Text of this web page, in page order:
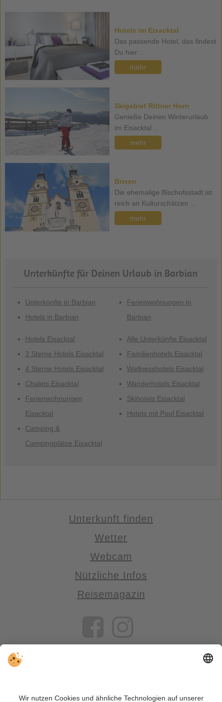
Hotels im Eisacktal
Das passende Hotel, das findest
Du hier ...
mehr
Skigebiet Rittner Horn
Genieße Deinen Winterurlaub
im Eisacktal ...
mehr
Brixen
Die ehemalige Bischofsstadt ist
reich an Kulturschätzen ...
mehr
Unterkünfte für Deinen Urlaub in Barbian
Unterkünfte in Barbian
Hotels in Barbian
Ferienwohnungen in
Barbian
Hotels Eisacktal
3 Sterne Hotels Eisacktal
4 Sterne Hotels Eisacktal
Chalets Eisacktal
Ferienwohnungen
Eisacktal
Camping &
Campingplätze Eisacktal
Alle Unterkünfte Eisacktal
Familienhotels Eisacktal
Wellnesshotels Eisacktal
Wanderhotels Eisacktal
Skihotels Eisacktal
Hotels mit Pool Eisacktal
Unterkunft finden
Wetter
Webcam
Nützliche Infos
Reisemagazin